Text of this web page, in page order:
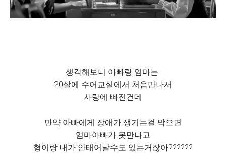
생각해보니 아빠랑 엄마는
20살에 수어교실에서 처음만나서
사랑에 빠진건데
만약 아빠에게 장애가 생기는걸 막으면
엄마아빠가 못만나고
형이랑 내가 안태어날수도 있는거잖아??????